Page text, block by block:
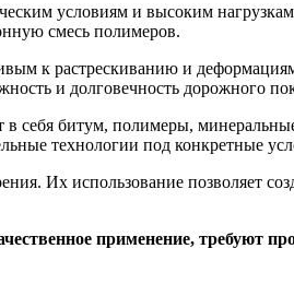
условиям и высоким
смесь полимеров.
к растрескиванию и
и долговечность дорожного
себя битум, полимеры,
технологии под конкретные
Их использование позволяет
применение, требуют